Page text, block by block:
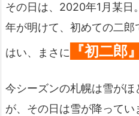
その日は、2020年1月某日。
年が明けて、初めての二郎
はい、まさに
『初二郎』
今シーズンの札幌は雪が
が、その日は雪が降ってい